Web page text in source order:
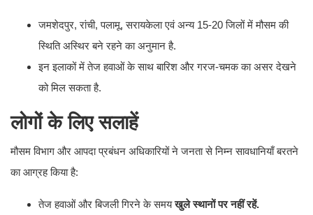
जमशेदपुर, रांची, पलामू, सरायकेला एवं अन्य 15-20 जिलों में मौसम की
स्थिति अस्थिर बने रहने का अनुमान है.
इन इलाकों में तेज हवाओं के साथ बारिश और गरज-चमक का असर देखने
को मिल सकता है.
लोगों के लिए सलाहें
मौसम विभाग और आपदा प्रबंधन अधिकारियों ने जनता से निम्न सावधानियाँ बरतने
का आग्रह किया है:
तेज हवाओं और बिजली गिरने के समयखुले स्थानों पर नहीं रहें.